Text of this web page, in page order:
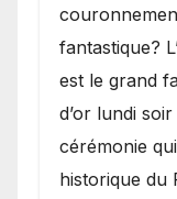
fantastique?
est le grand
d’or lundi
cérémonie
historique du